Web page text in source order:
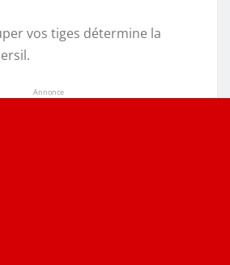
vos tiges détermine la
Annonce